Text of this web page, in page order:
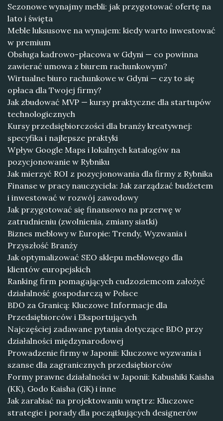
Sezonowe wynajmy mebli: jak przygotować ofertę na
lato i święta
Meble luksusowe na wynajem: kiedy warto inwestować
w premium
Obsługa kadrowo-płacowa w Gdyni — co powinna
zawierać umowa z biurem rachunkowym?
Wirtualne biuro rachunkowe w Gdyni — czy to się
opłaca dla Twojej firmy?
Jak zbudować MVP — kursy praktyczne dla startupów
technologicznych
Kursy przedsiębiorczości dla branży kreatywnej:
specyfika i najlepsze praktyki
Wpływ Google Maps i lokalnych katalogów na
pozycjonowanie w Rybniku
Jak mierzyć ROI z pozycjonowania dla firmy z Rybnika
Finanse w pracy nauczyciela: Jak zarządzać budżetem
i inwestować w rozwój zawodowy
Jak przygotować się finansowo na przerwę w
zatrudnieniu (zwolnienia, zmiany siatki)
Biznes meblowy w Europie: Trendy, Wyzwania i
Przyszłość Branży
Jak optymalizować SEO sklepu meblowego dla
klientów europejskich
Ranking firm pomagających cudzoziemcom założyć
działalność gospodarczą w Polsce
BDO za Granicą: Kluczowe Informacje dla
Przedsiębiorców i Eksportujących
Najczęściej zadawane pytania dotyczące BDO przy
działalności międzynarodowej
Prowadzenie firmy w Japonii: Kluczowe wyzwania i
szanse dla zagranicznych przedsiębiorców
Formy prawne działalności w Japonii: Kabushiki Kaisha
(KK), Godo Kaisha (GK) i inne
Jak zarabiać na projektowaniu wnętrz: Kluczowe
strategie i porady dla początkujących designerów